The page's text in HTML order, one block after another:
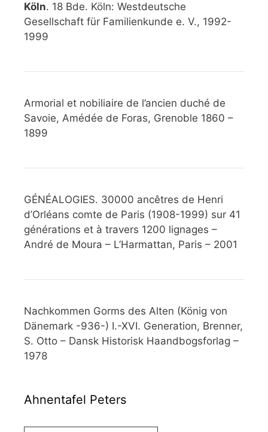
Köln. 18 Bde. Köln: Westdeutsche
Gesellschaft für Familienkunde e. V., 1992-
1999
Armorial et nobiliaire de l’ancien duché de
Savoie, Amédée de Foras, Grenoble 1860 –
1899
GÉNÉALOGIES. 30000 ancêtres de Henri
d’Orléans comte de Paris (1908-1999) sur 41
générations et à travers 1200 lignages –
André de Moura – L’Harmattan, Paris – 2001
Nachkommen Gorms des Alten (König von
Dänemark -936-) I.-XVI. Generation, Brenner,
S. Otto – Dansk Historisk Haandbogsforlag –
1978
Ahnentafel Peters